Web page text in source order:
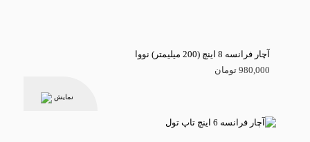
آچار فرانسه 8 اینچ (200 میلیمتر) نووا
980,000 تومان
نمایش